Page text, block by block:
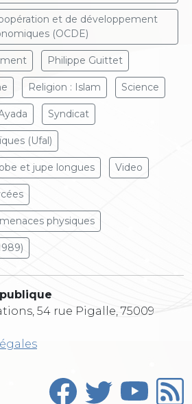
et de développement
(OCDE)
Philippe Guittet
Religion : Islam Science
Syndicat
(Ufal)
et jupe longues Video
physiques
54 rue Pigalle, 75009